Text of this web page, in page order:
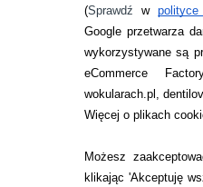
(Sprawdźw
Google przetwarza
wykorzystywane są
eCommerce
wokularach.pl,
Więcej o plikach
Możesz
klikając 'Akceptuję
ZWROTY I REKLAMACJA
WARUNKI ZAKUPÓW
RANKINGI SOCZEWEK
SOCZEWKI KOLOROWE
Zwrot (odstąpienie od